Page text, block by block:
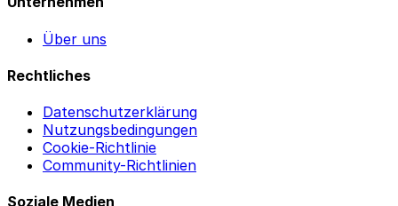
Über uns
Rechtliches
Datenschutzerklärung
Nutzungsbedingungen
Cookie-Richtlinie
Community-Richtlinien
Soziale Medien